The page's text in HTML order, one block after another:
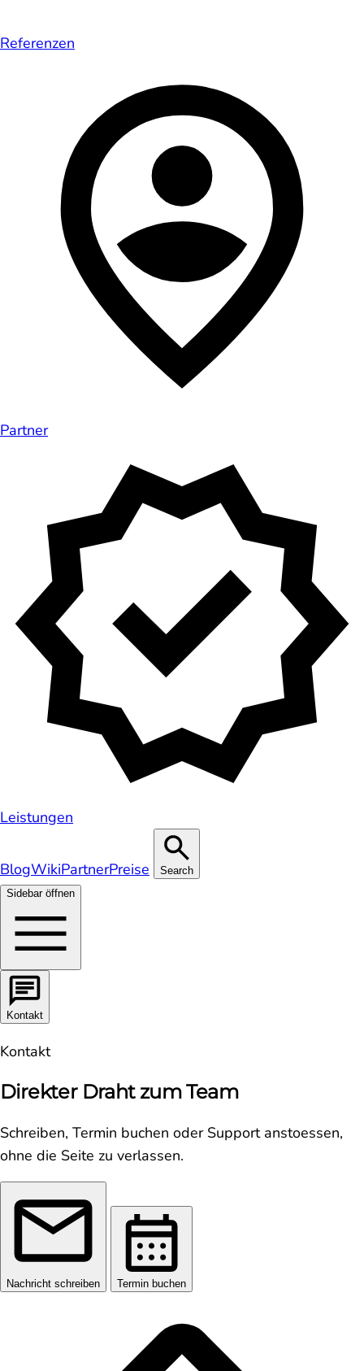
Referenzen
Partner
Leistungen
BlogWikiPartnerPreise
Search
Sidebar öffnen
Kontakt
Kontakt
Direkter Draht zum Team
Schreiben, Termin buchen oder Support anstoessen,
ohne die Seite zu verlassen.
Nachricht schreiben Termin buchen